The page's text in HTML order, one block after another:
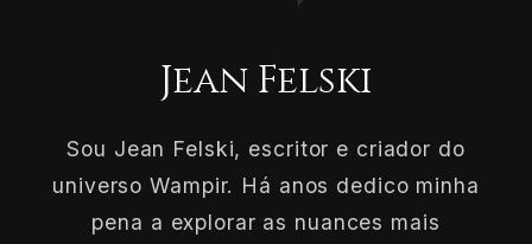
Jean Felski
Sou Jean Felski, escritor e criador do
universo Wampir. Há anos dedico minha
pena a explorar as nuances mais